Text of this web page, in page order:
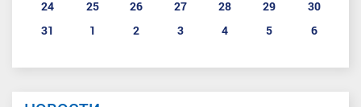
24
25 26 27 28 29
30
31
1 2 3 4 5 6